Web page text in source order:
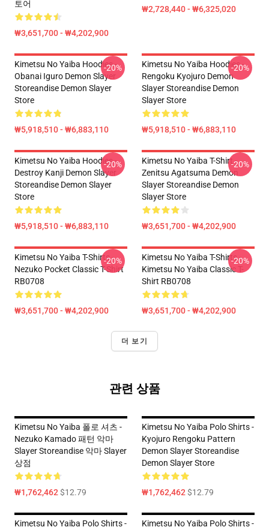
토어
₩3,651,700 - ₩4,202,900
₩2,728,440 - ₩6,325,020
Kimetsu No Yaiba Hoodies -
Obanai Iguro Demon Slayer
Storeandise Demon Slayer
Store
₩5,918,510 - ₩6,883,110
-20%
Kimetsu No Yaiba Hoodies -
Rengoku Kyojuro Demon
Slayer Storeandise Demon
Slayer Store
₩5,918,510 - ₩6,883,110
-20%
Kimetsu No Yaiba Hoodies -
Destroy Kanji Demon Slayer
Storeandise Demon Slayer
Store
₩5,918,510 - ₩6,883,110
-20%
Kimetsu No Yaiba T-Shirt -
Zenitsu Agatsuma Demon
Slayer Storeandise Demon
Slayer Store
₩3,651,700 - ₩4,202,900
-20%
Kimetsu No Yaiba T-Shirts -
Nezuko Pocket Classic T-Shirt
RB0708
₩3,651,700 - ₩4,202,900
-20%
Kimetsu No Yaiba T-Shirts -
Kimetsu No Yaiba Classic T-
Shirt RB0708
₩3,651,700 - ₩4,202,900
-20%
더 보기
관련 상품
Kimetsu No Yaiba 폴로 셔츠 -
Nezuko Kamado 패턴 악마
Slayer Storeandise 악마 Slayer
상점
₩1,762,462$12.79
Kimetsu No Yaiba Polo Shirts -
Kyojuro Rengoku Pattern
Demon Slayer Storeandise
Demon Slayer Store
₩1,762,462$12.79
Kimetsu No Yaiba Polo Shirts -
Kimetsu No Yaiba Polo Shirts -